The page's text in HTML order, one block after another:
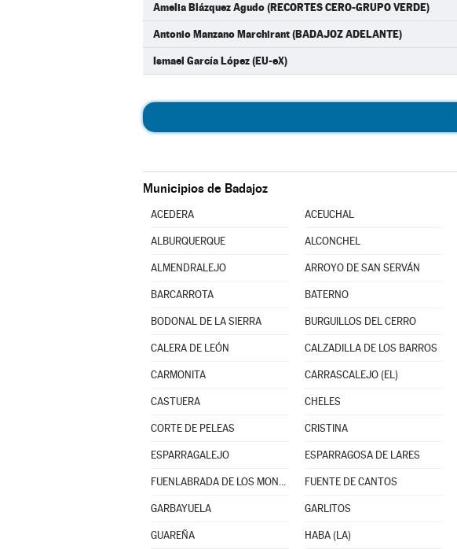
Amelia Blázquez Agudo (RECORTES CERO-GRUPO VERDE)
Antonio Manzano Marchirant (BADAJOZ ADELANTE)
Ismael García López (EU-eX)
Municipios de Badajoz
ACEDERA ACEUCHAL
ALBURQUERQUE ALCONCHEL
ALMENDRALEJO ARROYO DE SAN SERVÁN
BARCARROTA BATERNO
BODONAL DE LA SIERRA BURGUILLOS DEL CERRO
CALERA DE LEÓN CALZADILLA DE LOS BARROS
CARMONITA CARRASCALEJO (EL)
CASTUERA CHELES
CORTE DE PELEAS CRISTINA
ESPARRAGALEJO ESPARRAGOSA DE LARES
FUENLABRADA DE LOS MONTES FUENTE DE CANTOS
GARBAYUELA GARLITOS
GUAREÑA HABA (LA)